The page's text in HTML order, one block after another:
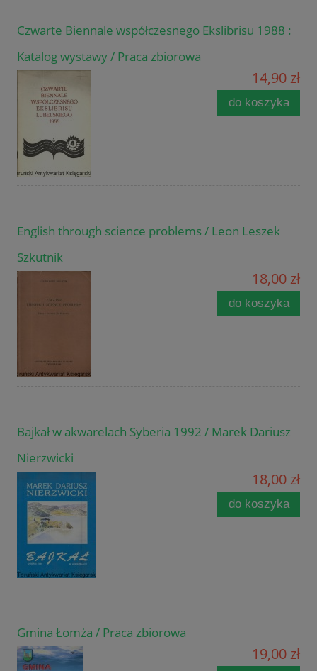
Czwarte Biennale współczesnego Ekslibrisu 1988 :
Katalog wystawy / Praca zbiorowa
14,90 zł
do koszyka
English through science problems / Leon Leszek
Szkutnik
18,00 zł
do koszyka
Bajkał w akwarelach Syberia 1992 / Marek Dariusz
Nierzwicki
18,00 zł
do koszyka
Gmina Łomża / Praca zbiorowa
19,00 zł